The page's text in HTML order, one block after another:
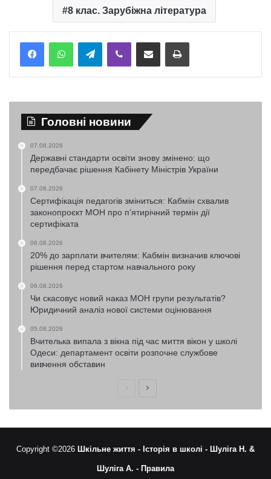
8 клас. Зарубіжна література
TelegramViber Надіслати електронною поштоюНадрукувати
Головні новини
07.08.2026
Державні стандарти освіти знову змінено: що
передбачає рішення Кабінету Міністрів України
07.08.2026
Сертифікація педагогів зміниться: Кабмін схвалив
законопроєкт МОН про п’ятирічний термін дії
сертифіката
06.08.2026
20% до зарплати вчителям: Кабмін визначив ключові
рішення перед стартом навчального року
06.08.2026
Чи скасовує новий наказ МОН групи результатів?
Юридичний аналіз нової системи оцінювання
05.08.2026
Вчителька випала з вікна під час миття вікон у школі
Одеси: департамент освіти розпочне службове
вивчення обставин
ПопередняНаступна
Copyright ©2026 Шкільне життя - Історія в школі - Шуліга Н. &
Шуліга А. - Правила